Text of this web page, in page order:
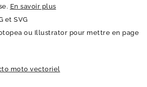
En savoir plus
et SVG
ou Illustrator pour mettre en page
moto vectoriel